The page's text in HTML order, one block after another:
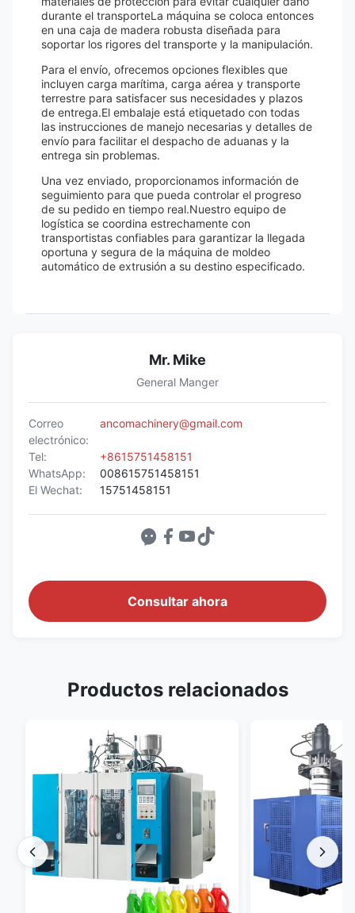
durante el transporteLa máquina se coloca entonces
en una caja de madera robusta diseñada para
soportar los rigores del transporte y la manipulación.
Para el envío, ofrecemos opciones flexibles que
incluyen carga marítima, carga aérea y transporte
terrestre para satisfacer sus necesidades y plazos
de entrega.El embalaje está etiquetado con todas
las instrucciones de manejo necesarias y detalles de
envío para facilitar el despacho de aduanas y la
entrega sin problemas.
Una vez enviado, proporcionamos información de
seguimiento para que pueda controlar el progreso
de su pedido en tiempo real.Nuestro equipo de
logística se coordina estrechamente con
transportistas confiables para garantizar la llegada
oportuna y segura de la máquina de moldeo
automático de extrusión a su destino especificado.
Mr. Mike
General Manger
Correo
electrónico:
ancomachinery@gmail.com
Tel:
+8615751458151
WhatsApp:
008615751458151
El Wechat:
15751458151
Consultar ahora
Productos relacionados